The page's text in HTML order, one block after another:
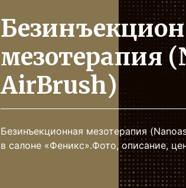
мезотерапия
AirBrush)
Безинъекционная мезотерапия
в салоне «Феникс».Фото, описание,